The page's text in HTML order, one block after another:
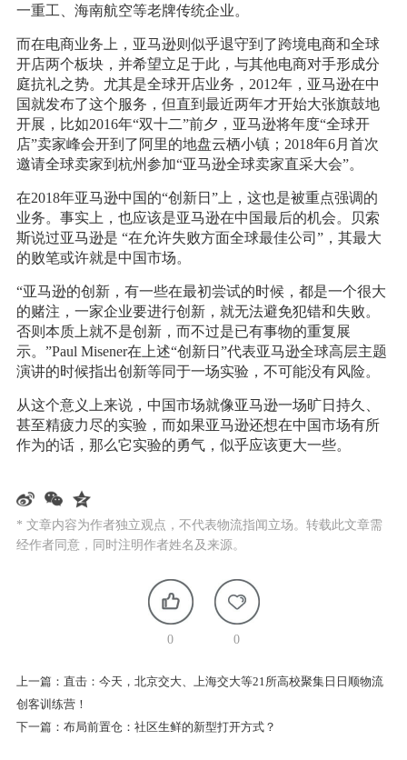
一重工、海南航空等老牌传统企业。
而在电商业务上，亚马逊则似乎退守到了跨境电商和全球
开店两个板块，并希望立足于此，与其他电商对手形成分
庭抗礼之势。尤其是全球开店业务，2012年，亚马逊在中
国就发布了这个服务，但直到最近两年才开始大张旗鼓地
开展，比如2016年“双十二”前夕，亚马逊将年度“全球开
店”卖家峰会开到了阿里的地盘云栖小镇；2018年6月首次
邀请全球卖家到杭州参加“亚马逊全球卖家直采大会”。
在2018年亚马逊中国的“创新日”上，这也是被重点强调的
业务。事实上，也应该是亚马逊在中国最后的机会。贝索
斯说过亚马逊是 “在允许失败方面全球最佳公司”，其最大
的败笔或许就是中国市场。
“亚马逊的创新，有一些在最初尝试的时候，都是一个很大
的赌注，一家企业要进行创新，就无法避免犯错和失败。
否则本质上就不是创新，而不过是已有事物的重复展
示。”Paul Misener在上述“创新日”代表亚马逊全球高层主题
演讲的时候指出创新等同于一场实验，不可能没有风险。
从这个意义上来说，中国市场就像亚马逊一场旷日持久、
甚至精疲力尽的实验，而如果亚马逊还想在中国市场有所
作为的话，那么它实验的勇气，似乎应该更大一些。
* 文章内容为作者独立观点，不代表物流指闻立场。转载此文章需
经作者同意，同时注明作者姓名及来源。
0 0
上一篇： 直击：今天，北京交大、上海交大等21所高校聚集日日顺物流
创客训练营！
下一篇： 布局前置仓：社区生鲜的新型打开方式？